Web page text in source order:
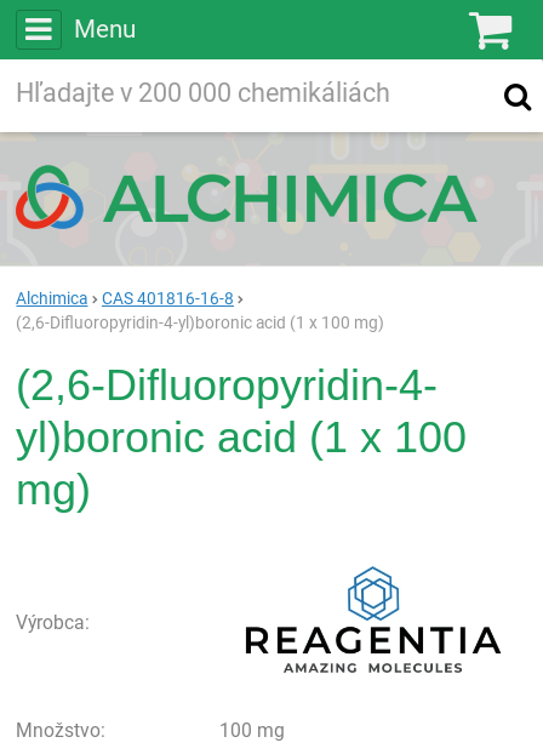
Menu
Vyhľadávanie
Alchimica
CAS 401816-16-8
(2,6-Difluoropyridin-4-yl)boronic acid (1 x 100 mg)
(2,6-Difluoropyridin-4-
yl)boronic acid (1 x 100
mg)
Výrobca:
Množstvo:
100 mg